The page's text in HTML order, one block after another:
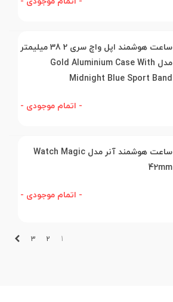
ساعت هوشمند اپل واچ سری 2 38 میلیمتر
مدل Gold Aluminium Case With
Midnight Blue Sport Band
- اتمام موجودی -
ساعت هوشمند آنر مدل Watch Magic
42mm
- اتمام موجودی -
1
2
3